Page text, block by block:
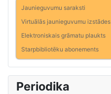
Jaunieguvumu saraksti
Virtuālās jaunieguvumu izstādes
Elektroniskais grāmatu plaukts
Starpbibliotēku abonements
Periodika